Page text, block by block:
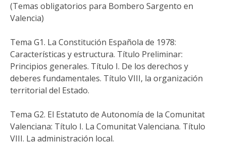
(Temas obligatorios para Bombero Sargento en
Valencia)
Tema G1. La Constitución Española de 1978:
Características y estructura. Título Preliminar:
Principios generales. Título I. De los derechos y
deberes fundamentales. Título VIII, la organización
territorial del Estado.
Tema G2. El Estatuto de Autonomía de la Comunitat
Valenciana: Título I. La Comunitat Valenciana. Título
VIII. La administración local.